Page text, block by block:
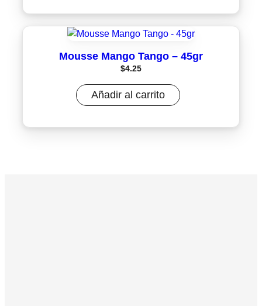
Mousse Mango Tango – 45gr
$4.25
Añadir al carrito